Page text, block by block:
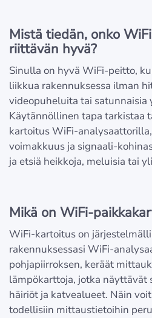
Mistä tiedän, onko
riittävän hyvä?
Sinulla on hyvä WiFi-peitto,
liikkua rakennuksessa ilman
videopuheluita tai satunnaisia
Käytännöllinen tapa tarkistaa
kartoitus WiFi-
voimakkuus ja signaali-
ja etsiä heikkoja, meluisia tai
Mikä on WiFi-
WiFi-kartoitus on
rakennuksessasi WiFi-
pohjapiirroksen, keräät
lämpökarttoja, jotka näyttävät
häiriöt ja katvealueet. Näin
todellisiin mittaustietoihin